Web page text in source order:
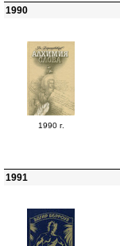
1990
1990 г.
1991